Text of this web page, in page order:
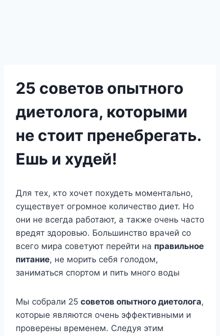
25 советов опытного
диетолога, которыми
не стоит пренебрегать.
Ешь и худей!
Для тех, кто хочет похудеть моментально,
существует огромное количество диет. Но
они не всегда работают, а также очень часто
вредят здоровью. Большинство врачей со
всего мира советуют перейти на правильное
питание, не морить себя голодом,
заниматься спортом и пить много воды
Мы собрали 25 советов опытного диетолога,
которые являются очень эффективными и
проверены временем. Следуя этим